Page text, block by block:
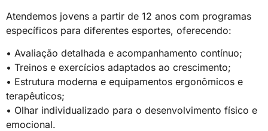
Atendemos jovens a partir de 12 anos com programas
específicos para diferentes esportes, oferecendo:
• Avaliação detalhada e acompanhamento contínuo;
• Treinos e exercícios adaptados ao crescimento;
• Estrutura moderna e equipamentos ergonômicos e
terapêuticos;
• Olhar individualizado para o desenvolvimento físico e
emocional.